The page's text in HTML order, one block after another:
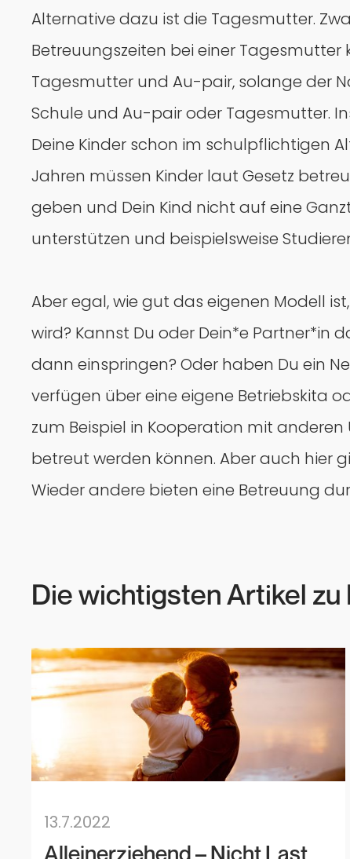
Alternative dazu ist die Tagesmutter.
Betreuungszeiten bei einer
Tagesmutter und Au-pair, solange der
Schule und Au-pair oder Tagesmutter.
Deine Kinder schon im schulpflichtigen
Jahren müssen Kinder laut Gesetz
geben und Dein Kind nicht auf eine
unterstützen und beispielsweise
Aber egal, wie gut das eigenen Modell
wird? Kannst Du oder Dein*e Partner*in
dann einspringen? Oder haben Du ein
verfügen über eine eigene Betriebskita
zum Beispiel in Kooperation mit
betreut werden können. Aber auch hier
Wieder andere bieten eine Betreuung
Die wichtigsten Artikel zu
13.7.2022
Alleinerziehend – Nicht Last